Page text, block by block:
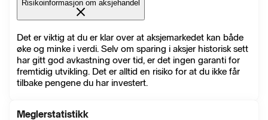
Risikoinformasjon om aksjehandel
Det er viktig at du er klar over at aksjemarkedet kan både
øke og minke i verdi. Selv om sparing i aksjer historisk sett
har gitt god avkastning over tid, er det ingen garanti for
fremtidig utvikling. Det er alltid en risiko for at du ikke får
tilbake pengene du har investert.
Meglerstatistikk